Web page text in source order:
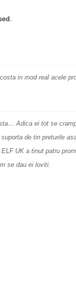
.
in mod real acele
Adica ei tot se
de tin preturile
UK a tinut patru
se dau ei loviti.